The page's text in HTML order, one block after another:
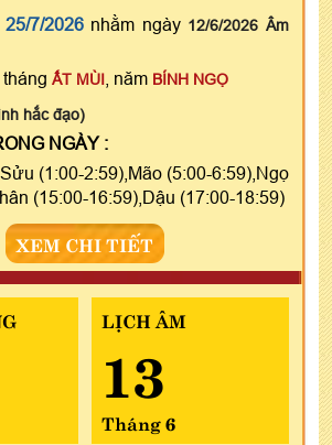
25/7/2026nhằm ngày 12/6/2026 Âm
tháng ẤT MÙI , năm BÍNH NGỌ
hắc đạo)
NGÀY :
(1:00-2:59),Mão (5:00-6:59),Ngọ
(15:00-16:59),Dậu (17:00-18:59)
XEM CHI TIẾT
LỊCH ÂM
13
Tháng 6